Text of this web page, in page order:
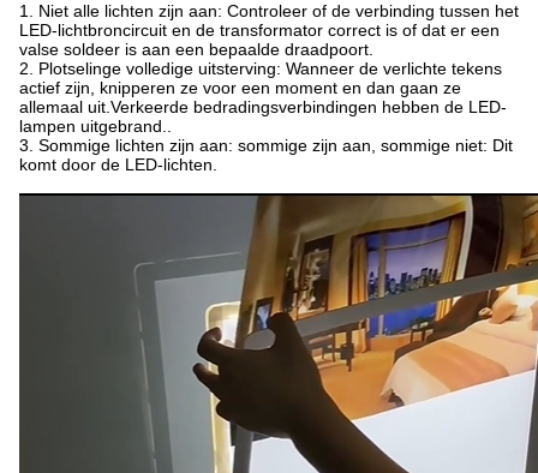
1. Niet alle lichten zijn aan: Controleer of de verbinding tussen het
LED-lichtbroncircuit en de transformator correct is of dat er een
valse soldeer is aan een bepaalde draadpoort.
2. Plotselinge volledige uitsterving: Wanneer de verlichte tekens
actief zijn, knipperen ze voor een moment en dan gaan ze
allemaal uit.Verkeerde bedradingsverbindingen hebben de LED-
lampen uitgebrand..
3. Sommige lichten zijn aan: sommige zijn aan, sommige niet: Dit
komt door de LED-lichten.